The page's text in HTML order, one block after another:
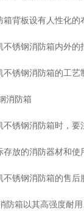
背板设有人性化的
锈钢消防箱内外的
锈钢消防箱的工艺
消防箱
锈钢消防箱时，要
放的消防器材和使
锈钢消防箱的售后
防箱以其高强度耐